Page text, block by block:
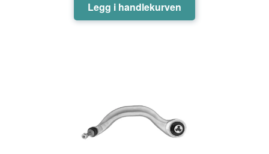
Legg i handlekurven